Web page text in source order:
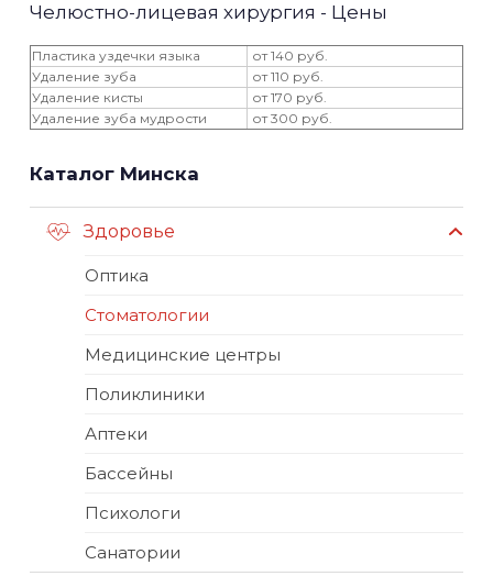
Челюстно-лицевая хирургия - Цены
Пластика уздечки языка
от 140 руб.
Удаление зуба
от 110 руб.
Удаление кисты
от 170 руб.
Удаление зуба мудрости
от 300 руб.
Каталог Минска
Здоровье
Оптика
Стоматологии
Медицинские центры
Поликлиники
Аптеки
Бассейны
Психологи
Санатории